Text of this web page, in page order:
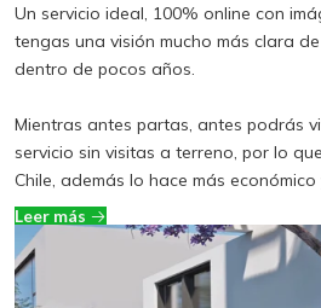
Un servicio ideal, 100% online con
tengas una visión mucho más clara
dentro de pocos años.
Mientras antes partas, antes podrás
servicio sin visitas a terreno, por lo
Chile, además lo hace más económico
Leer más